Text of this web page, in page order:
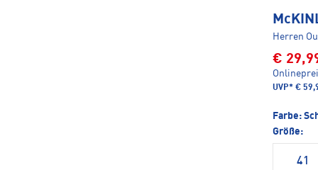
Herren
€
UVP* €
Farbe:
Größe:
41